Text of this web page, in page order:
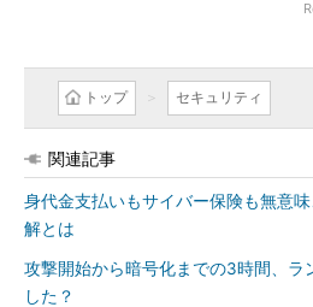
トップ セキュリティ
関連記事
身代金支払いもサイバー保険も無意
解とは
攻撃開始から暗号化までの3時間、ラ
した？